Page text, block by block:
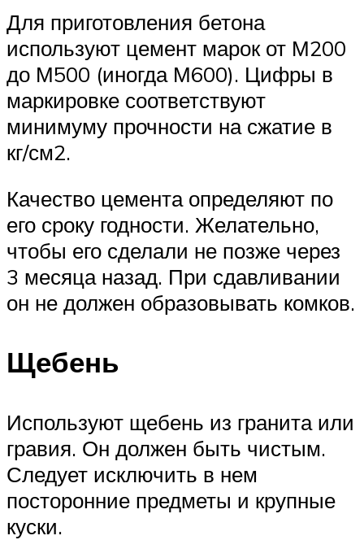
Для приготовления бетона
используют цемент марок от М200
до М500 (иногда М600). Цифры в
маркировке соответствуют
минимуму прочности на сжатие в
кг/см2.
Качество цемента определяют по
его сроку годности. Желательно,
чтобы его сделали не позже через
3 месяца назад. При сдавливании
он не должен образовывать комков.
Щебень
Используют щебень из гранита или
гравия. Он должен быть чистым.
Следует исключить в нем
посторонние предметы и крупные
куски.